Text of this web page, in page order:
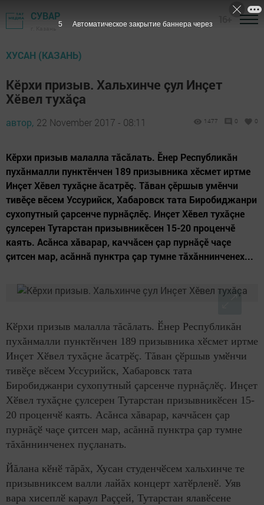
СУВАР
ХУСАН (КАЗАНЬ)
Кӗрхи призыв. Хальхинче çул Инçет
Хӗвел тухăçа
автор, 22 November 2017 - 08:11 1477 0 0
Кӗрхи призыв малалла тăсăлать. Ӗнер Республикăн
пухăнмалли пунктӗнчен 189 призывника хӗсмет иртме
Инçет Хӗвел тухăçне ăсатрӗç. Тăван çӗршыв умӗнчи
тивӗçе вӗсем Уссурийск, Хабаровск тата Биробиджанри
сухопутный çарсенче пурнăçлӗç. Инçет Хӗвел тухăçне
çулсерен Тутарстан призывникӗсен 15-20 проценчӗ
каять. Асăнса хăварар, каччăсен çар пурнăçӗ чаçе
çитсен мар, асăннă пунктра çар тумне тăхăннинченех...
Кӗрхи призыв малалла тăсăлать. Ӗнер Республикăн
пухăнмалли пунктӗнчен 189 призывника хӗсмет иртме
Инçет Хӗвел тухăçне ăсатрӗç. Тăван çӗршыв умӗнчи
тивӗçе вӗсем Уссурийск, Хабаровск тата
Биробиджанри сухопутный çарсенче пурнăçлӗç. Инçет
Хӗвел тухăçне çулсерен Тутарстан призывникӗсен 15-
20 проценчӗ каять. Асăнса хăварар, каччăсен çар
пурнăçӗ чаçе çитсен мар, асăннă пунктра çар тумне
тăхăннинченех пуçланать.
Йăлана кӗнӗ тăрăх, Хусан студенчӗсем хальхинче те
призывниксем валли лайăх концерт хатӗрленӗ. Уяв
вара хисеплӗ караул Раççей, Тутарстан ялавӗсене
4 Автоматическое закрытие баннера через